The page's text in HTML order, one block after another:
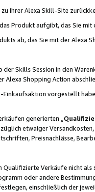
Ihrer Alexa Skill-Site
Produkt aufgibt, das Sie mit
ab, das Sie mit der Alexa
Skills Session in den
Alexa Shopping Action
vorgestellt
generierten „
etwaiger
Preisnachlässe,
Verkäufe nicht
oder andere
einschließlich der